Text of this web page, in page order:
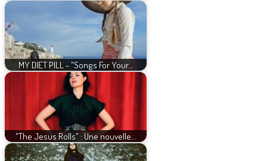
MY DIET PILL - "Songs For Your…
"The Jesus Rolls" : Une nouvelle…